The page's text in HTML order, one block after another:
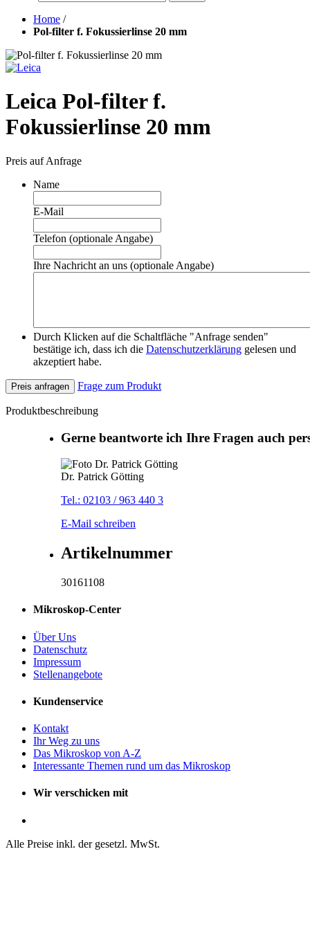
Home /
Pol-filter f. Fokussierlinse 20 mm
Leica Pol-filter f.
Fokussierlinse 20 mm
Preis auf Anfrage
Name
E-Mail
Telefon (optionale Angabe)
Ihre Nachricht an uns (optionale Angabe)
Durch Klicken auf die Schaltfläche "Anfrage senden"
bestätige ich, dass ich die Datenschutzerklärung gelesen und
akzeptiert habe.
Preis anfragen Frage zum Produkt
Produktbeschreibung
Gerne beantworte ich Ihre Fragen auch
Dr. Patrick Götting
Tel.: 02103 / 963 440 3
E-Mail schreiben
Artikelnummer
30161108
Mikroskop-Center
Über Uns
Datenschutz
Impressum
Stellenangebote
Kundenservice
Kontakt
Ihr Weg zu uns
Das Mikroskop von A-Z
Interessante Themen rund um das Mikroskop
Wir verschicken mit
Alle Preise inkl. der gesetzl. MwSt.